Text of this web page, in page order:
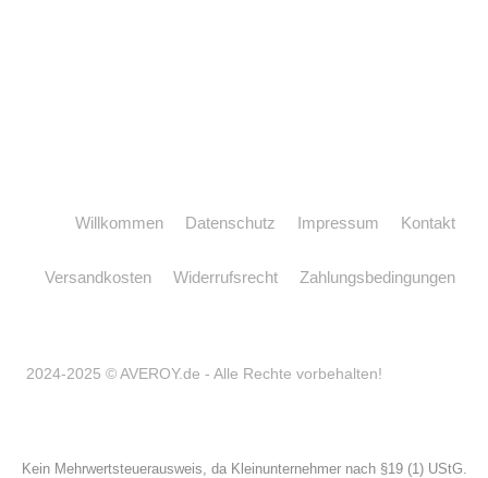
Willkommen Datenschutz Impressum Kontakt
Versandkosten Widerrufsrecht Zahlungsbedingungen
2024-2025 © AVEROY.de - Alle Rechte vorbehalten!
Kein Mehrwertsteuerausweis, da Kleinunternehmer nach §19 (1) UStG.